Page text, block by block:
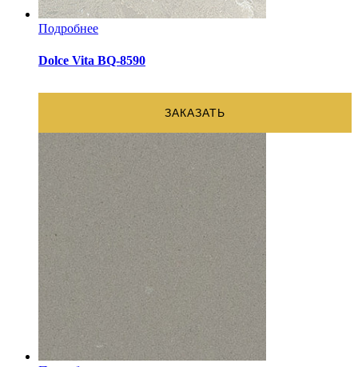
Подробнее
Dolce Vita BQ-8590
ЗАКАЗАТЬ